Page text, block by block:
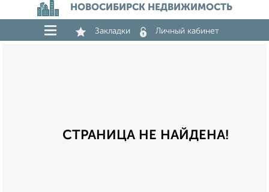
НОВОСИБИРСК НЕДВИЖИМОСТЬ
Закладки Личный кабинет
СТРАНИЦА НЕ НАЙДЕНА!